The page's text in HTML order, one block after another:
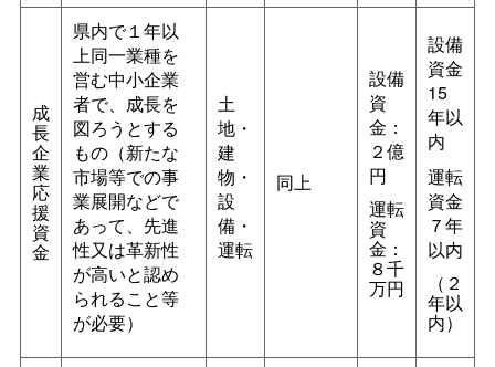
成
長
企
業
応
援
資
金
県内で１年以
上同一業種を
営む中小企業
者で、成長を
図ろうとする
もの（新たな
市場等での事
業展開などで
あって、先進
性又は革新性
が高いと認め
られること等
が必要）
土
地・
建
物・
設
備・
運転
同上
設備
資
金：
２億
円
運転
資
金：
８千
万円
設備
資金
15
年以
内
運転
資金
７年
以内
（２
年以
内）